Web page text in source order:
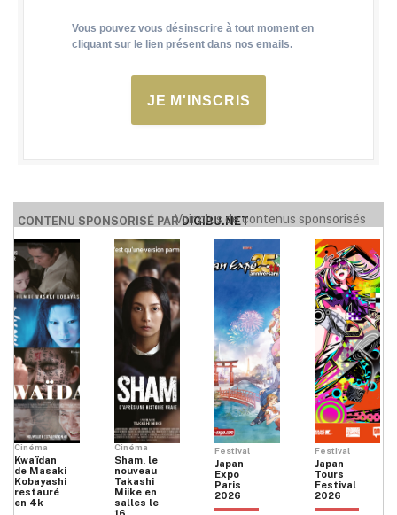
Vous pouvez vous désinscrire à tout moment en
cliquant sur le lien présent dans nos emails.
JE M'INSCRIS
CONTENU SPONSORISÉ PARDIGIBU.NET
Voir plus de contenus sponsorisés
Cinéma
Kwaïdan
de Masaki
Kobayashi
restauré
en 4k
Cinéma
Sham, le
nouveau
Takashi
Miike en
salles le
Festival
Japan
Expo
Paris
2026
Festival
Japan
Tours
Festival
2026